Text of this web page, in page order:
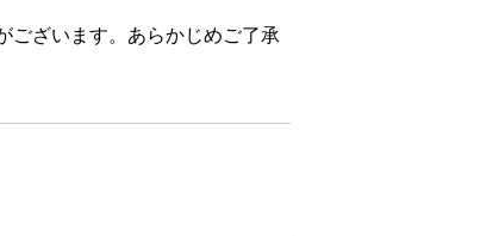
ございます。あらかじめご了承